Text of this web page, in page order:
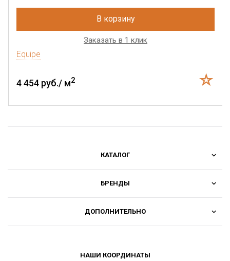
В корзину
Заказать в 1 клик
Equipe
4 454 руб./ м2
КАТАЛОГ
БРЕНДЫ
ДОПОЛНИТЕЛЬНО
НАШИ КООРДИНАТЫ